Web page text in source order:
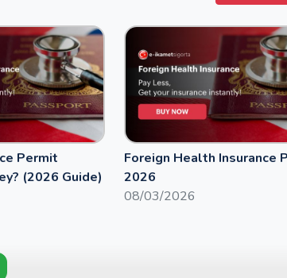
Permit
(2026 Guide)
Foreign Health Insurance
2026
08/03/2026